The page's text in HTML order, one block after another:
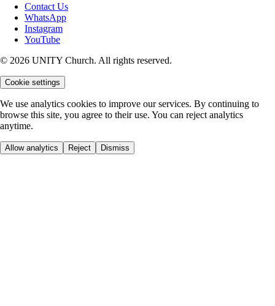
Contact Us
WhatsApp
Instagram
YouTube
© 2026 UNITY Church. All rights reserved.
Cookie settings
We use analytics cookies to improve our services. By continuing to
browse this site, you agree to their use. You can reject analytics
anytime.
Allow analytics Reject Dismiss